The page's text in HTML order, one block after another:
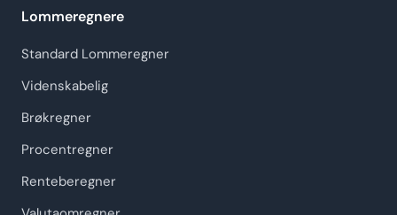
Lommeregnere
Standard Lommeregner
Videnskabelig
Brøkregner
Procentregner
Renteberegner